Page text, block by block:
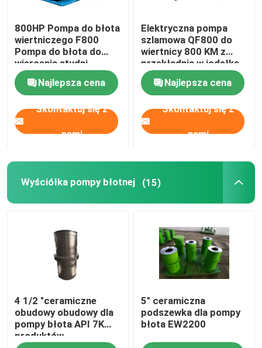
800HP Pompa do błota
wiertniczego F800
Pompa do błota do
wiercenia studni
wodnych
Najlepsza cena
Skontaktuj się z
nami
Elektryczna pompa
szlamowa QF800 do
wiertnicy 800 KM z
przekładnią w jodełkę
Najlepsza cena
Skontaktuj się z
nami
Wyściółka pompy błotnej (15)
4 1/2 "ceramiczne
obudowy obudowy dla
pompy błota API 7K
produktów
5" ceramiczna
podszewka dla pompy
błota EW2200